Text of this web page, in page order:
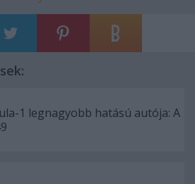
1 legnagyobb hatású autója: A